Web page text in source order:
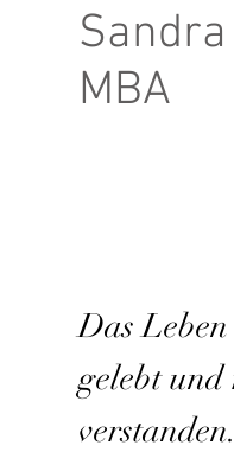
Sandra
MBA
Das
gelebt